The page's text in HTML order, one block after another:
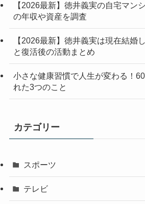
【2026最新】徳井義実の自宅マン
の年収や資産を調査
【2026最新】徳井義実は現在結婚
と復活後の活動まとめ
小さな健康習慣で人生が変わる！
れた3つのこと
カテゴリー
スポーツ
テレビ